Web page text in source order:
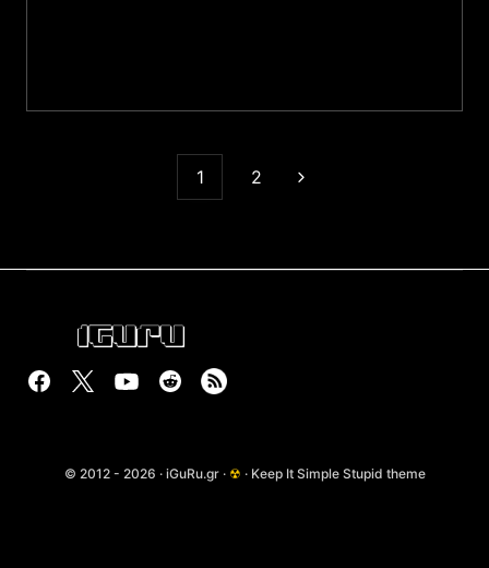
1 2
© 2012 - 2026 · iGuRu.gr · ☢ · Keep It Simple Stupid theme